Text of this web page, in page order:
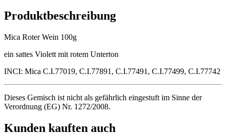
Produktbeschreibung
Mica Roter Wein 100g
ein sattes Violett mit rotem Unterton
INCI: Mica C.I.77019, C.I.77891, C.I.77491, C.I.77499, C.I.77742
Dieses Gemisch ist nicht als gefährlich eingestuft im Sinne der
Verordnung (EG) Nr. 1272/2008.
Kunden kauften auch